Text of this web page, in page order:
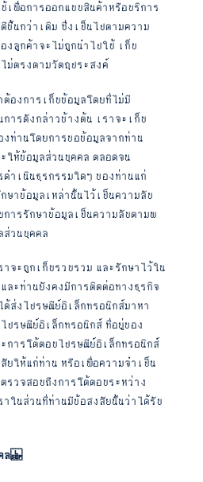
เพื่อการออกแบบสินค้าหรือบริการ
ขึ้นกว่าเดิม ซึ่งเป็นไปตามความ
งลูกค้าจะไม่ถูกนำไปใช้ เก็บ
ม่ตรงตามวัตถุประสงค์
องการเก็บข้อมูลโดยที่ไม่มี
ารดังกล่าวข้างต้น เราจะเก็บ
ท่านโดยการขอข้อมูลจากท่าน
ให้ข้อมูลส่วนบุคคล ตลอดจน
ำเนินธุรกรรมใดๆ ของท่านแก่
ษาข้อมูลเหล่านั้นไว้เป็นความลับ
ารรักษาข้อมูลเป็นความลับตามพ
ส่วนบุคคล
จะถูกเก็บรวบรวม และรักษาไว้ใน
ละท่านยังคงมีการติดต่อทางธุรกิจ
ส่งไปรษณีย์อิเล็กทรอนิกส์มาหา
ปรษณีย์อิเล็กทรอนิกส์ ที่อยู่ของ
การโต้ตอบไปรษณีย์อิเล็กทรอนิกส์
ยให้แก่ท่าน หรือเพื่อความจำเป็น
รวจสอบถึงการโต้ตอบระหว่าง
ในส่วนที่ท่านมีข้อสงสัยนั้นว่าได้รับ
คล